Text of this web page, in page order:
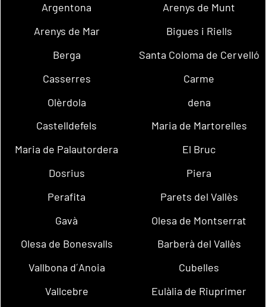
Argentona
Arenys de Munt
Arenys de Mar
Bigues i Riells
Berga
Santa Coloma de Cervelló
Casserres
Carme
Olèrdola
dena
Castelldefels
Maria de Martorelles
Maria de Palautordera
El Bruc
Dosrius
Piera
Perafita
Parets del Vallès
Gavà
Olesa de Montserrat
Olesa de Bonesvalls
Barberà del Vallès
Vallbona d´Anoia
Cubelles
Vallcebre
Eulàlia de Riuprimer